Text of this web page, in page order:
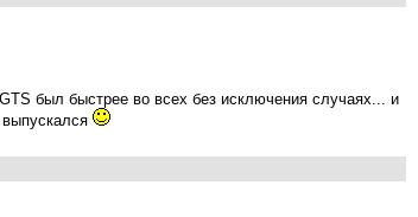
был быстрее во всех без исключения случаях... и